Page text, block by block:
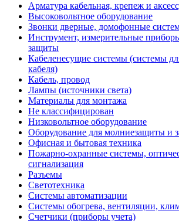
Арматура кабельная, крепеж и
Высоковольтное оборудование
Звонки дверные, домофонные
Инструмент, измерительные
защиты
Кабеленесущие системы (системы
кабеля)
Кабель, провод
Лампы (источники света)
Материалы для монтажа
Не классифицирован
Низковольтное оборудование
Оборудование для молниезащиты и
Офисная и бытовая техника
Пожарно-охранные системы,
сигнализация
Разъемы
Светотехника
Системы автоматизации
Системы обогрева, вентиляции,
Счетчики (приборы учета)